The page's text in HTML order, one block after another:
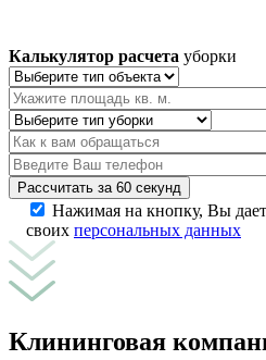
Калькулятор расчета уборки
Рассчитать за 60 секунд
Нажимая на кнопку, Вы
своих персональных данных
Клининговая